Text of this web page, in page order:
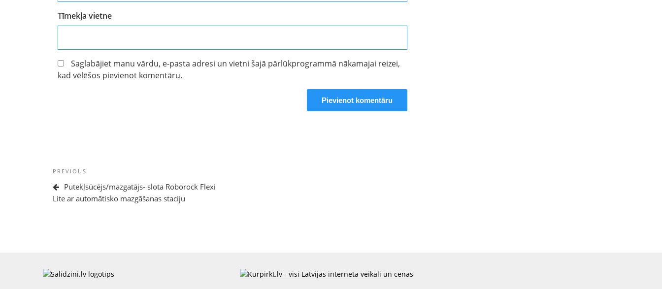
Tīmekļa vietne
Saglabājiet manu vārdu, e-pasta adresi un vietni šajā pārlūkprogrammā nākamajai reizei,
kad vēlēšos pievienot komentāru.
Ziņu
izvēlne
Previous
Post
PREVIOUS
Putekļsūcējs/mazgatājs- slota Roborock Flexi
Lite ar automātisko mazgāšanas staciju